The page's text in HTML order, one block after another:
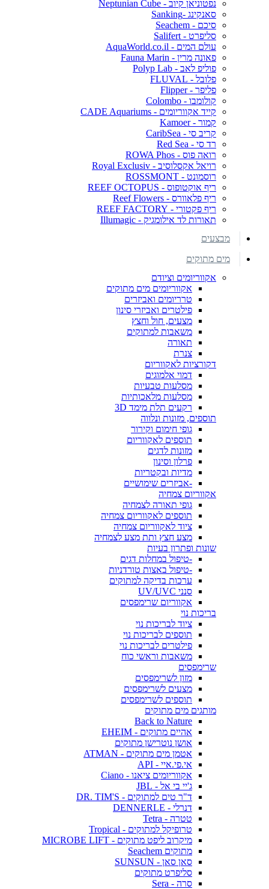
נפטוניאן קיוב - Neptunian Cube
סאנקינג -Sanking
סיכם - Seachem
סליפרט - Salifert
עולם המים - AquaWorld.co.il
פאונה מרין - Fauna Marin
פוליפ לאב - Polyp Lab
פלובל - FLUVAL
פליפר - Flipper
קולומבו - Colombo
קייד אקווריומים - CADE Aquariums
קמור - Kamoer
קריב סי - CaribSea
רד סי - Red Sea
רואה פוס - ROWA Phos
רויאל אקסלוסיב - Royal Exclusiv
רוסמונט - ROSSMONT
ריף אוקטופוס - REEF OCTOPUS
ריף פלאוורס - Reef Flowers
ריף פקטורי - REEF FACTORY
תאורות לד אילומגיק - Illumagic
מבצעים
מים מתוקים
אקווריומים וציודם
אקווריומים מים מתוקים
טרריומים ואביזרים
פילטרים ואביזרי סינון
מצעים, חול וחצץ
משאבות למתוקים
תאורה
צנרת
דקורציות לאקווריום
דמוי אלמוגים
מסלעות טבעיות
מסלעות מלאכותיות
רקעים תלת מימד 3D
תוספים, מזונות ונלווה
גופי חימום וקירור
תוספים לאקווריום
מזונות לדגים
פרלון וסינון
מדיות ובקטריות
-אביזרים שימושיים
אקווריום צמחיה
גופי תאורה לצמחיה
תוספים לאקווריום צמחיה
ציוד לאקווריום צמחיה
מצע חצץ ותת מצע לצמחיה
שונות ופתרון בעיות
-טיפול במחלות דגים
-טיפול באצות טורדניות
ערכות בדיקה למתוקים
סנני UV/UVC
אקווריום שרימפסים
בריכות נוי
ציוד לבריכות נוי
תוספים לבריכות נוי
פילטרים לבריכות נוי
משאבות וראשי כוח
שרימפסים
מזון לשרימפסים
מצעים לשרימפסים
תוספים לשרימפסים
מותגים מים מתוקים
Back to Nature
אהיים מתוקים - EHEIM
אושן נוטרישן מתוקים
אטמן מים מתוקים - ATMAN
אי.פי.איי - API
אקווריומים ציאנו - Ciano
ג'יי בי אל - JBL
ד"ר טים למתוקים - DR. TIM'S
דנרלי - DENNERLE
טטרה - Tetra
טרופיקל למתוקים - Tropical
מיקרוב ליפט מתוקים - MICROBE LIFT
מתוקים Seachem
סאן סאן - SUNSUN
סליפרט מתוקים
סרה - Sera